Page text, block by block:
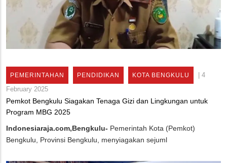
PEMERINTAHAN PENDIDIKAN KOTA BENGKULU
4
February 2025
Pemkot Bengkulu Siagakan Tenaga Gizi dan Lingkungan untuk
Program MBG 2025
Indonesiaraja.com,Bengkulu- Pemerintah Kota (Pemkot)
Bengkulu, Provinsi Bengkulu, menyiagakan sejuml